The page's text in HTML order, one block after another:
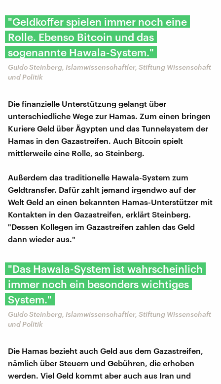
"Geldkoffer spielen immer noch eine
Rolle. Ebenso Bitcoin und das
sogenannte Hawala-System."
Guido Steinberg, Islamwissenschaftler, Stiftung Wissenschaft
und Politik
Die finanzielle Unterstützung gelangt über
unterschiedliche Wege zur Hamas. Zum einen bringen
Kuriere Geld über Ägypten und das Tunnelsystem der
Hamas in den Gazastreifen. Auch Bitcoin spielt
mittlerweile eine Rolle, so Steinberg.
Außerdem das traditionelle Hawala-System zum
Geldtransfer. Dafür zahlt jemand irgendwo auf der
Welt Geld an einen bekannten Hamas-Unterstützer mit
Kontakten in den Gazastreifen, erklärt Steinberg.
"Dessen Kollegen im Gazastreifen zahlen das Geld
dann wieder aus."
"Das Hawala-System ist wahrscheinlich
immer noch ein besonders wichtiges
System."
Guido Steinberg, Islamwissenschaftler, Stiftung Wissenschaft
und Politik
Die Hamas bezieht auch Geld aus dem Gazastreifen,
nämlich über Steuern und Gebühren, die erhoben
werden. Viel Geld kommt aber auch aus Iran und